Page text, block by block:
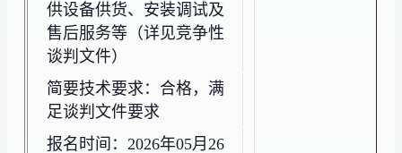
供设备供货、安装调试及
售后服务等（详见竞争性
谈判文件）
简要技术要求：合格，满
足谈判文件要求
报名时间：2026年05月26